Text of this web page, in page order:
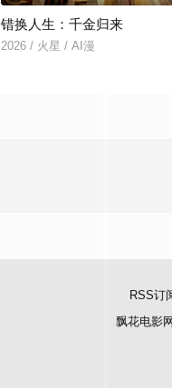
错换人生：千金归来
2026 / 火星 / AI漫
RSS订
飘花电影